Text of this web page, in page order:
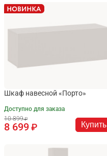
Шкаф навесной «Порто»
Доступно для заказа
10 899
8 699 Купить